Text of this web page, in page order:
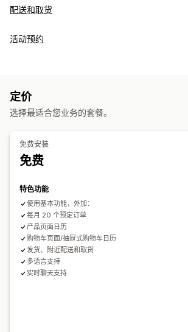
配送和取货
配送选项
取货选项
路边 门店 多个地点 准备时间
实时跟踪
电子邮件通知
活动预约
自定义
定价
选择最适合您业务的套餐。
免费安装
免费
特色功能
使用基本功能，外加：
每月 20 个预定订单
产品页面日历
购物车页面/抽屉式购物车日历
发货、附近配送和取货
多语言支持
实时聊天支持